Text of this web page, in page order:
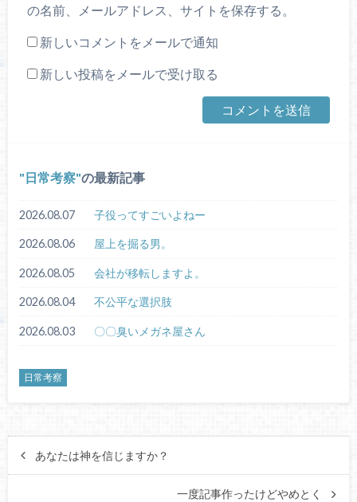
の名前、メールアドレス、サイトを保存する。
新しいコメントをメールで通知
新しい投稿をメールで受け取る
日常考察 の最新記事
2026.08.07 子役ってすごいよねー
2026.08.06 屋上を掘る男。
2026.08.05 会社が移転しますよ。
2026.08.04 不公平な選択肢
2026.08.03 〇〇臭いメガネ屋さん
日常考察
あなたは神を信じますか？
一度記事作ったけどやめとく